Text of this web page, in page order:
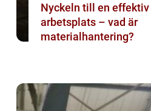
Nyckeln till en effektiv
arbetsplats – vad är
materialhantering?